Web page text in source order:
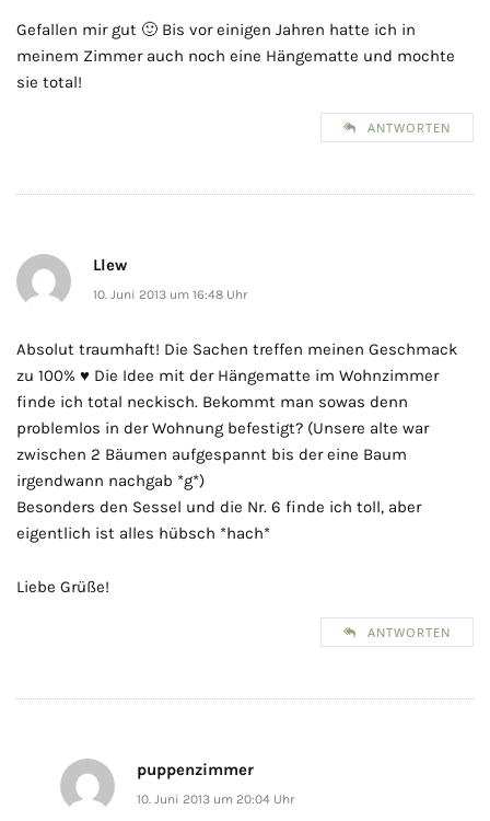
Gefallen mir gut 🙂 Bis vor einigen Jahren hatte ich in
meinem Zimmer auch noch eine Hängematte und mochte
sie total!
ANTWORTEN
Llew
10. Juni 2013 um 16:48 Uhr
Absolut traumhaft! Die Sachen treffen meinen Geschmack
zu 100% ♥ Die Idee mit der Hängematte im Wohnzimmer
finde ich total neckisch. Bekommt man sowas denn
problemlos in der Wohnung befestigt? (Unsere alte war
zwischen 2 Bäumen aufgespannt bis der eine Baum
irgendwann nachgab *g*)
Besonders den Sessel und die Nr. 6 finde ich toll, aber
eigentlich ist alles hübsch *hach*
Liebe Grüße!
ANTWORTEN
puppenzimmer
10. Juni 2013 um 20:04 Uhr